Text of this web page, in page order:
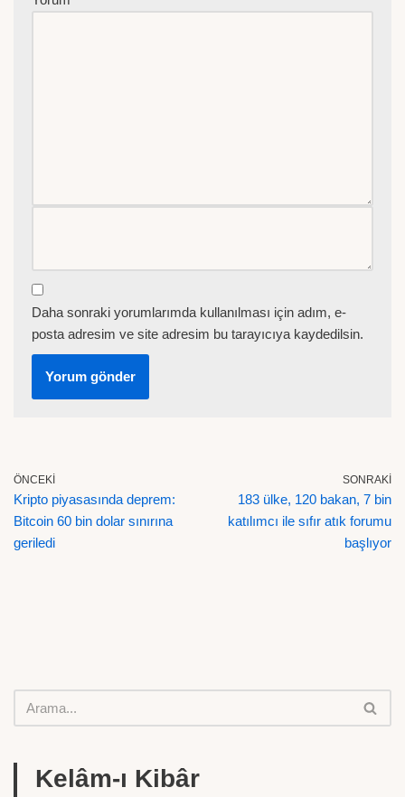
Daha sonraki yorumlarımda kullanılması için adım, e-
posta adresim ve site adresim bu tarayıcıya kaydedilsin.
ÖNCEKI
Kripto piyasasında deprem:
Bitcoin 60 bin dolar sınırına
geriledi
SONRAKI
183 ülke, 120 bakan, 7 bin
katılımcı ile sıfır atık forumu
başlıyor
Kelâm-ı Kibâr